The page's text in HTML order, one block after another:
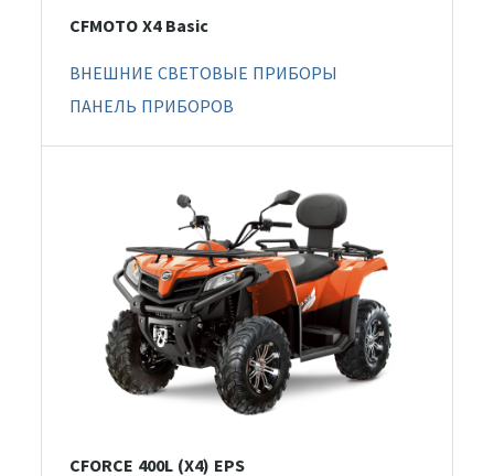
CFMOTO X4 Basic
ВНЕШНИЕ СВЕТОВЫЕ ПРИБОРЫ
ПАНЕЛЬ ПРИБОРОВ
CFORCE 400L (X4) EPS